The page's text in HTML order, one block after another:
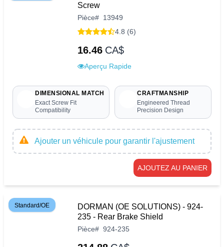
Screw
Pièce# 13949
4.8 (6)
16.46 CA$
Aperçu Rapide
DIMENSIONAL MATCH
Exact Screw Fit
Compatibility
CRAFTMANSHIP
Engineered Thread
Precision Design
Ajouter un véhicule pour garantir l'ajustement
AJOUTEZ AU PANIER
Standard/OE
DORMAN (OE SOLUTIONS) - 924-
235 - Rear Brake Shield
Pièce# 924-235